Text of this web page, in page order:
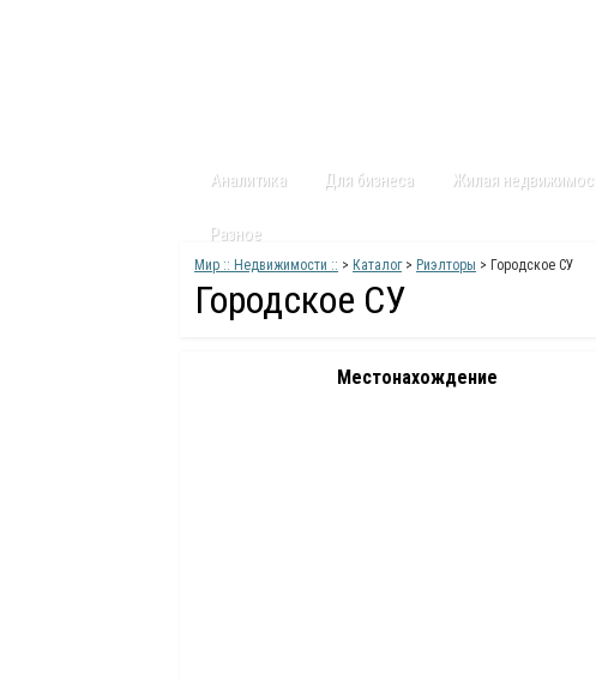
Аналитика Для бизнеса Жилая
Разное
Мир :: Недвижимости :: > Каталог> Риэлторы > Городское СУ
Городское СУ
Местонахождение